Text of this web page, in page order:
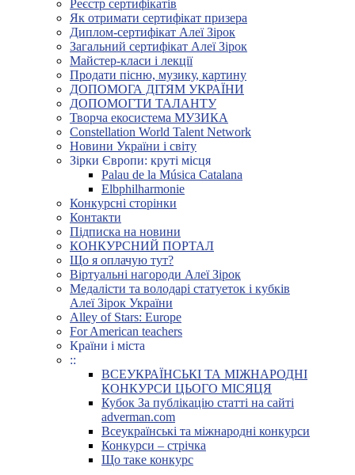
Реєстр сертифікатів
Як отримати сертифікат призера
Диплом-сертифікат Алеї Зірок
Загальний сертифікат Алеї Зірок
Майстер-класи і лекції
Продати пісню, музику, картину
ДОПОМОГА ДІТЯМ УКРАЇНИ
ДОПОМОГТИ ТАЛАНТУ
Творча екосистема МУЗИКА
Constellation World Talent Network
Новини України і світу
Зірки Європи: круті місця
Palau de la Música Catalana
Elbphilharmonie
Конкурсні сторінки
Контакти
Підписка на новини
КОНКУРСНИЙ ПОРТАЛ
Що я оплачую тут?
Віртуальні нагороди Алеї Зірок
Медалісти та володарі статуеток і кубків
Алеї Зірок України
Alley of Stars: Europe
For American teachers
Країни і міста
::
ВСЕУКРАЇНСЬКІ ТА МІЖНАРОДНІ
КОНКУРСИ ЦЬОГО МІСЯЦЯ
Кубок За публікацію статті на сайті
adverman.com
Всеукраїнські та міжнародні конкурси
Конкурси – стрічка
Що таке конкурс